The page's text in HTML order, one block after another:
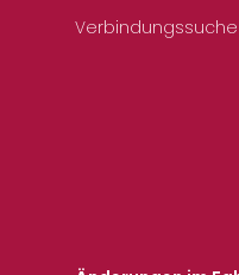
Verbindungssuche